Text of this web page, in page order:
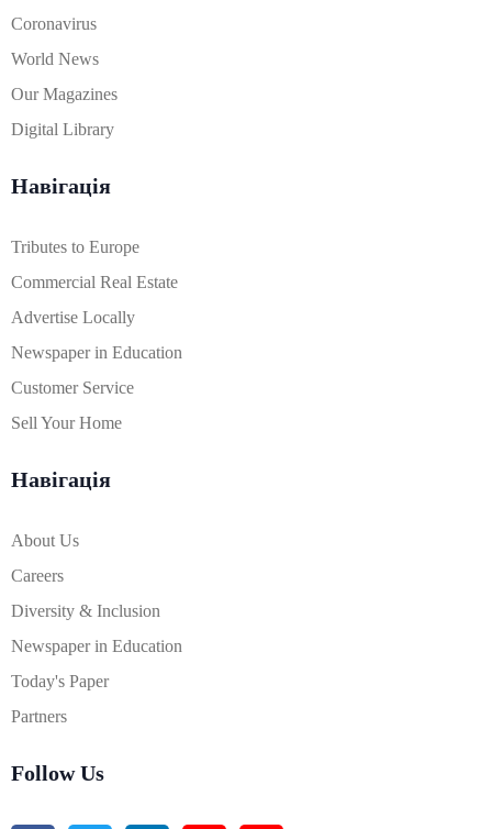
Coronavirus
World News
Our Magazines
Digital Library
Навігація
Tributes to Europe
Commercial Real Estate
Advertise Locally
Newspaper in Education
Customer Service
Sell Your Home
Навігація
About Us
Careers
Diversity & Inclusion
Newspaper in Education
Today's Paper
Partners
Follow Us